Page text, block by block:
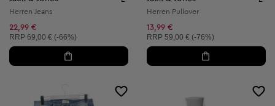
Herren Jeans
22,99 €
Unverbindliche Preisempfehlung:
RRP 69,00 € (-66%)
Herren Pullover
13,99 €
Unverbindliche Preisempfehlung:
RRP 59,00 € (-76%)